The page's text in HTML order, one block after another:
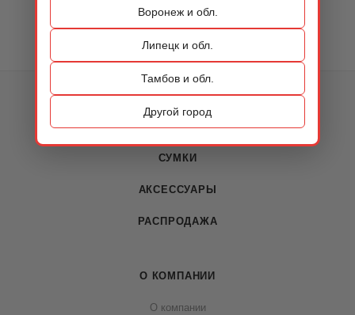
Воронеж и обл.
Липецк и обл.
Тамбов и обл.
Другой город
КАТАЛОГ
ОБУВЬ
СУМКИ
АКСЕССУАРЫ
РАСПРОДАЖА
О КОМПАНИИ
О компании